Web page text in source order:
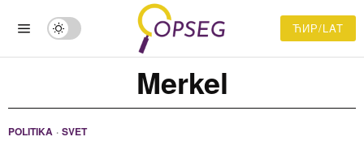
ЋИР/LAT
Merkel
POLITIKA · SVET